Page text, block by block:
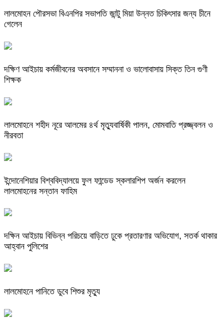
লালমোহন পৌরসভা বিএনপির সভাপতি জান্টু মিয়া উন্নত চিকিৎসার জন্য চীনে
গেলেন
দক্ষিণ আইচায় কর্মজীবনের অবসানে সম্মাননা ও ভালোবাসায় সিক্ত তিন গুণী
শিক্ষক
লালমোহনে শহীদ নূরে আলমের ৪র্থ মৃত্যুবার্ষিকী পালন, মোমবাতি প্রজ্জ্বলন ও
নীরবতা
ইন্দোনেশিয়ার বিশ্ববিদ্যালয়ে ফুল ফান্ডেড স্কলারশিপ অর্জন করলেন
লালমোহনের সন্তান ফাহিম
দক্ষিন আইচায় ‎বিভিন্ন পরিচয়ে বাড়িতে ঢুকে প্রতারণার অভিযোগ, সতর্ক থাকার
আহ্বান পুলিশের
লালমোহনে পানিতে ডুবে শিশুর মৃত্যু